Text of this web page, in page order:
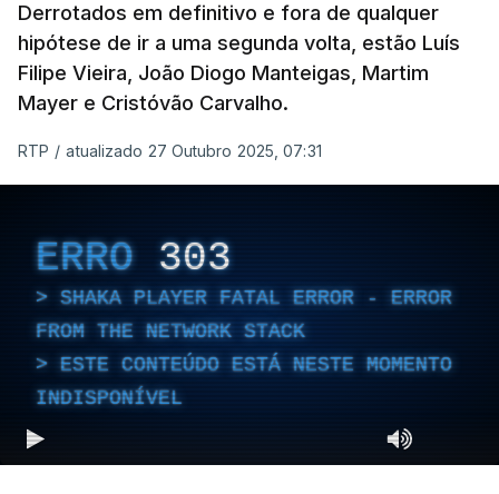
Derrotados em definitivo e fora de qualquer
hipótese de ir a uma segunda volta, estão Luís
Filipe Vieira, João Diogo Manteigas, Martim
Mayer e Cristóvão Carvalho.
RTP / atualizado 27 Outubro 2025, 07:31
ERRO 303
SHAKA PLAYER FATAL ERROR - ERROR
FROM THE NETWORK STACK
ESTE CONTEÚDO ESTÁ NESTE MOMENTO
INDISPONÍVEL